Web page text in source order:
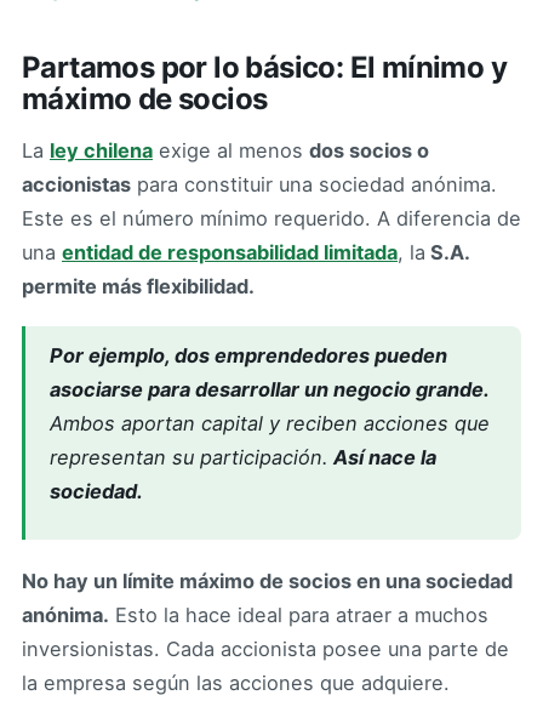
Partamos por lo básico: El mínimo y
máximo de socios
La ley chilena exige al menos dos socios o
accionistas para constituir una sociedad anónima.
Este es el número mínimo requerido. A diferencia de
una entidad de responsabilidad limitada, la S.A.
permite más flexibilidad.
Por ejemplo, dos emprendedores pueden
asociarse para desarrollar un negocio grande.
Ambos aportan capital y reciben acciones que
representan su participación. Así nace la
sociedad.
No hay un límite máximo de socios en una sociedad
anónima. Esto la hace ideal para atraer a muchos
inversionistas. Cada accionista posee una parte de
la empresa según las acciones que adquiere.